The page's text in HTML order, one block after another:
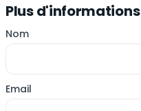
Plus d'informations
Nom
Email